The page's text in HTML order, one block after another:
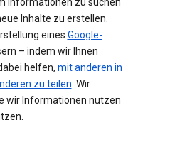
Informationen zu suchen
Inhalte zu erstellen.
eines Google-
– indem wir Ihnen
helfen, mit anderen in
zu teilen. Wir
wir Informationen nutzen